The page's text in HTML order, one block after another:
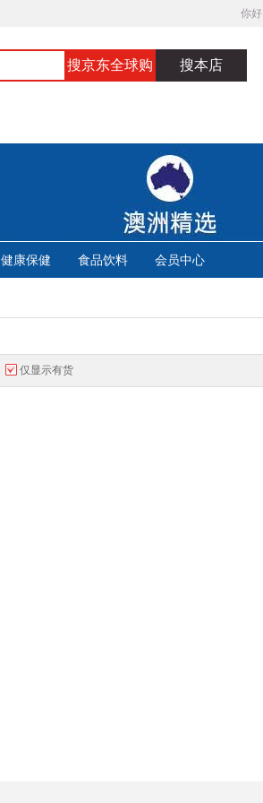
你
搜京东全球购 搜本店
健康保健 食品饮料 会员中心
仅显示有货